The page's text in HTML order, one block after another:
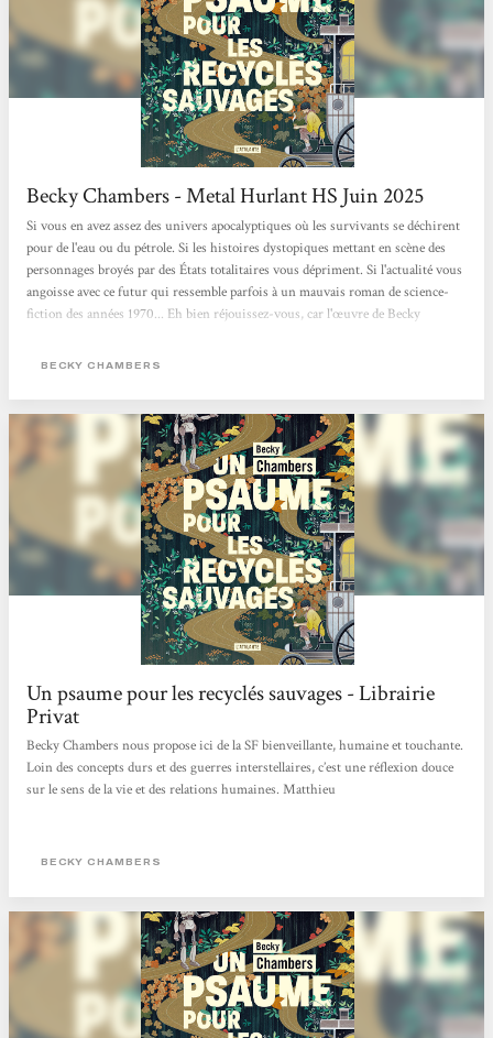
Becky Chambers - Metal Hurlant HS Juin 2025
Si vous en avez assez des univers apocalyptiques où les survivants se déchirent
pour de l'eau ou du pétrole. Si les histoires dystopiques mettant en scène des
personnages broyés par des États totalitaires vous dépriment. Si l'actualité vous
angoisse avec ce futur qui ressemble parfois à un mauvais roman de science-
fiction des années 1970... Eh bien réjouissez-vous, car l'œuvre de Becky
engouement. Chez elle, pas de zombies comme dans The Walking Dead, ni
BECKY CHAMBERS
Un psaume pour les recyclés sauvages - Librairie
Privat
Becky Chambers nous propose ici de la SF bienveillante, humaine et touchante.
Loin des concepts durs et des guerres interstellaires, c’est une réflexion douce
sur le sens de la vie et des relations humaines. Matthieu
BECKY CHAMBERS